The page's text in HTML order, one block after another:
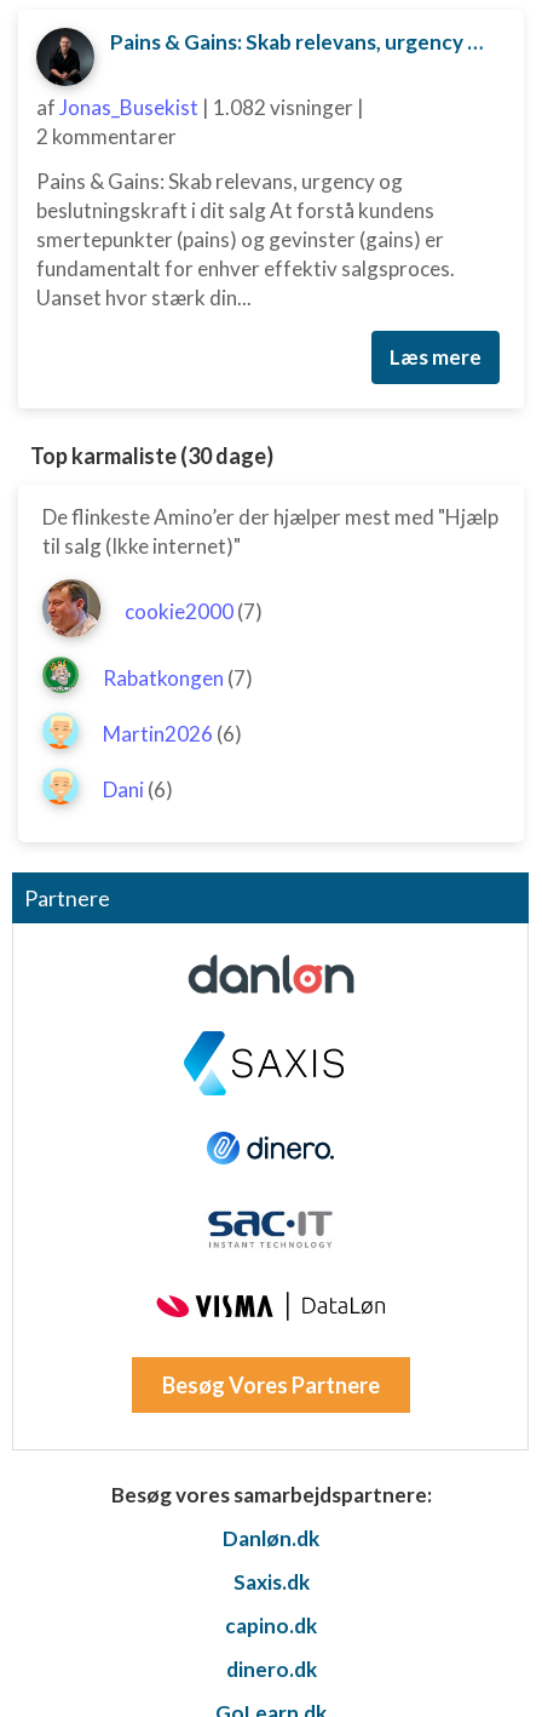
Pains & Gains: Skab relevans, urgency og beslutningskraft i dit salg
afJonas_Busekist | 1.082 visninger |
2 kommentarer
Pains & Gains: Skab relevans, urgency og
beslutningskraft i dit salg At forstå kundens
smertepunkter (pains) og gevinster (gains) er
fundamentalt for enhver effektiv salgsproces.
Uanset hvor stærk din...
Læs mere
Top karmaliste (30 dage)
De flinkeste Amino’er der hjælper mest med "Hjælp
til salg (Ikke internet)"
cookie2000(7)
Rabatkongen (7)
Martin2026 (6)
Dani (6)
Partnere
Besøg Vores Partnere
Besøg vores samarbejdspartnere:
Danløn.dk
Saxis.dk
capino.dk
dinero.dk